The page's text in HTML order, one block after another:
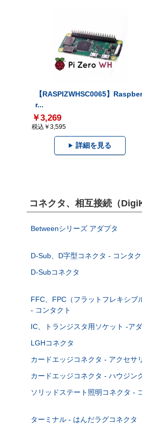
【RASPIZWHSC0065】Raspber
r...
￥3,269
税込￥3,595
詳細を見る
コネクタ、相互接続（
Betweenシリーズ アダプタ
D-Sub、D字型コネクタ - コンタク
D-Subコネクタ
FFC、FPC（フラットフレキシブ
- コンタクト
IC、トランジスタ用ソケット -ア
LGHコネクタ
カードエッジコネクタ - アクセサ
カードエッジコネクタ - ハウジン
ソリッドステート照明コネクタ -
ターミナル - はんだラグコネクタ